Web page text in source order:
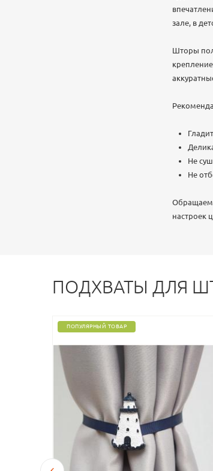
зале, в
Шторы
Не
Не
Обращаем
настроек
ПОДХВАТЫ ДЛЯ
ПОПУЛЯРНЫЙ ТОВАР